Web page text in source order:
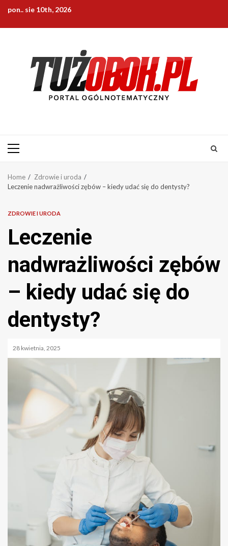
content
pon.. sie 10th, 2026
Primary
Home
Zdrowie i uroda
Leczenie nadwrażliwości zębów – kiedy udać się do dentysty?
ZDROWIE I URODA
Leczenie
nadwrażliwości zębów
– kiedy udać się do
dentysty?
28 kwietnia, 2025